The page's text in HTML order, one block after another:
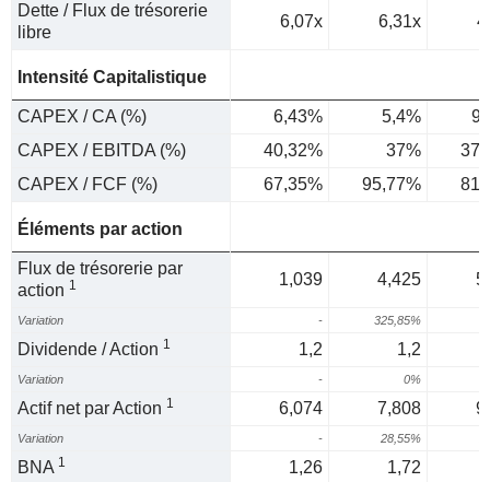
Dette / Flux de trésorerie
libre
6,07x 6,31x
Intensité Capitalistique
CAPEX / CA (%) 6,43% 5,4%
CAPEX / EBITDA (%)
40,32% 37%
CAPEX / FCF (%)
67,35% 95,77%
Éléments par action
Flux de trésorerie par
action 1 1,039 4,425
Variation - 325,85%
Dividende / Action 1 1,2 1,2
Variation - 0%
Actif net par Action 1 6,074 7,808
Variation - 28,55%
BNA 1 1,26 1,72